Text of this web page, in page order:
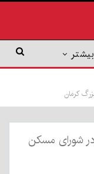
بیشتر
شورای مسکن